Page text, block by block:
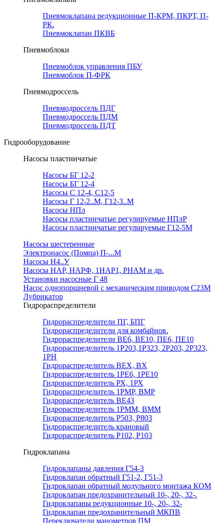
Пневмоклапана редукционные П-КРМ, ПКРТ, П-
РК.
Пневмоклапан ПКВБ
Пневмоблоки
Пневмоблок управления ПБУ
Пневмоблок П-ФРК
Пневмодроссель
Пневмодроссель ПДГ
Пневмодроссель ПДМ
Пневмодроссель ПДТ
Гидрооборудование
Насосы пластинчатые
Насосы БГ 12-2
Насосы БГ 12-4
Насосы С 12-4, С12-5
Насосы Г 12-2..М, Г12-3..М
Насосы НПл
Насосы пластинчатые регулируемые НПлР
Насосы пластинчатые регулируемые Г12-5М
Насосы шестеренные
Электронасос (Помпа) П-...М
Насосы Н4..У
Насосы НАР, НАРФ, 1НАР1, РНАМ и др.
Установки насосные Г 48
Насос однопоршневой с механическим приводом С23М
Лубрикатор
Гидрораспределители
Гидрораспределители ПГ, БПГ
Гидрораспределители для комбайнов.
Гидрораспределители ВЕ6, ВЕ10, ПЕ6, ПЕ10
Гидрораспределитель 1Р203,1Р323, 2Р203, 2Р323,
1РН
Гидрораспределитель ВЕХ, ВХ
Гидрораспределитель 1РЕ6, 1РЕ10
Гидрораспределитель РХ, 1РХ
Гидрораспределитель 1РМР, ВМР
Гидрораспределитель ВЕ43
Гидрораспределитель 1РММ, ВММ
Гидрораспределитель Р503, Р803
Гидрораспределитель крановый
Гидрораспределитель Р102, Р103
Гидроклапана
Гидроклапаны давления Г54-3
Гидроклапан обратный Г51-2, Г51-3
Гидроклапан обратный модульного монтажа КОМ
Гидроклапан предохранительный 10-, 20-, 32-.
Гидроклапаны редукционные 10-, 20-, 32-
Гидроклапан предохранительный МКПВ
Переключатели манометров ПМ